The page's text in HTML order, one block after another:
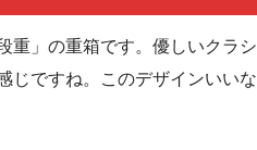
重」の重箱です。優しいクラシ
じですね。このデザインいいな